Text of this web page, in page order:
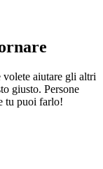
aiutare gli altri
giusto. Persone
tu puoi farlo!